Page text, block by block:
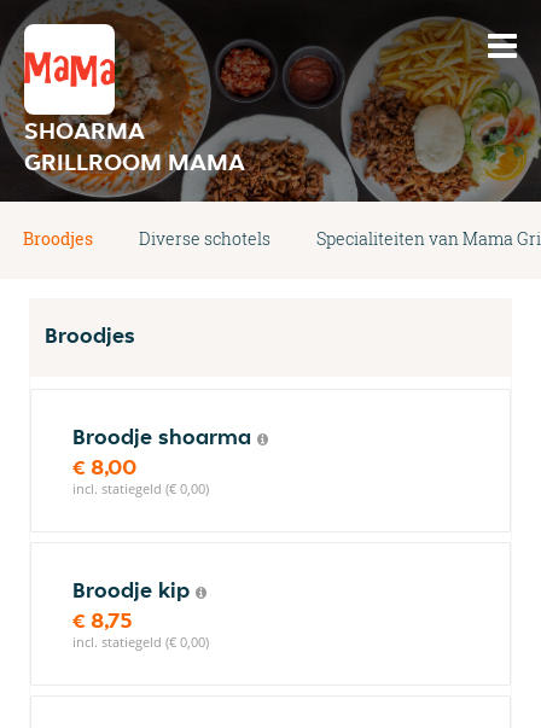
SHOARMA
GRILLROOM MAMA
Broodjes Diverse schotels Specialiteiten van Mama
Broodjes
Broodje shoarma
€ 8,00
incl. statiegeld (€ 0,00)
Broodje kip
€ 8,75
incl. statiegeld (€ 0,00)